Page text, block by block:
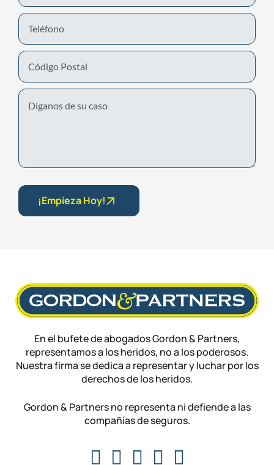
Phone
Number
Untitled
¡Empieza Hoy!
En el bufete de abogados Gordon & Partners,
representamos a los heridos, no a los poderosos.
Nuestra firma se dedica a representar y luchar por los
derechos de los heridos.
Gordon & Partners no representa ni defiende a las
compañías de seguros.